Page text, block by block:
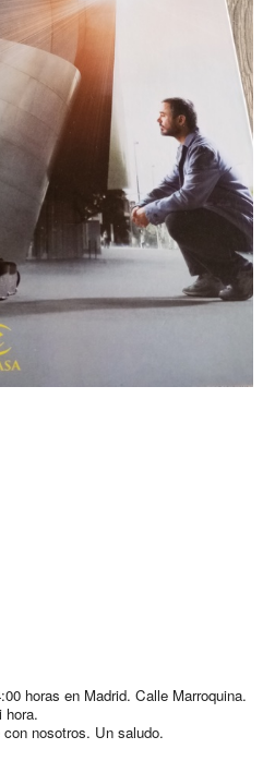
horas en Madrid. Calle Marroquina.
hora.
nosotros. Un saludo.